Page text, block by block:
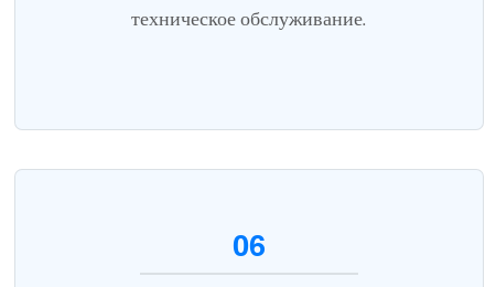
техническое обслуживание.
06